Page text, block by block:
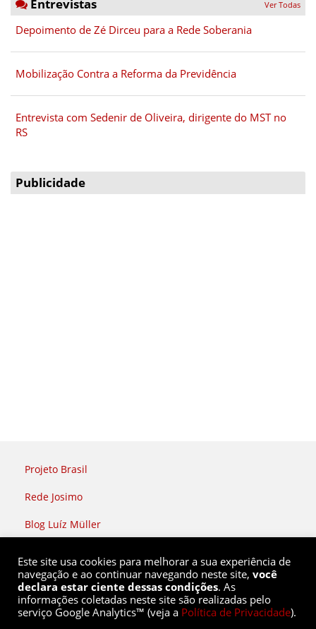
Entrevistas Ver Todas
Depoimento de Zé Dirceu para a Rede Soberania
Mobilização Contra a Reforma da Previdência
Entrevista com Sedenir de Oliveira, dirigente do MST no
RS
Publicidade
Projeto Brasil
Rede Josimo
Blog Luíz Müller
Rede Soberania |
(51) 9 8436 2808
Este site usa cookies para melhorar a sua experiência de
navegação e ao continuar navegando neste site, você
declara estar ciente dessas condições. As
informações coletadas neste site são realizadas pelo
serviço Google Analytics™ (veja a Política de Privacidade).